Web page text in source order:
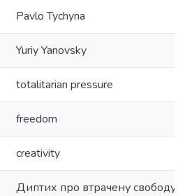
Pavlo Tychyna
Yuriy Yanovsky
totalitarian pressure
freedom
creativity
Диптих про втрачену свободу